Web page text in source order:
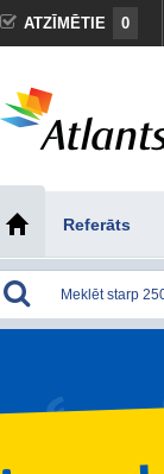
ATZĪMĒTIE 0
Referāts